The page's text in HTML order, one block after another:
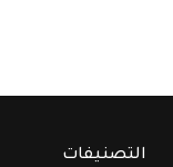
التصنيفات